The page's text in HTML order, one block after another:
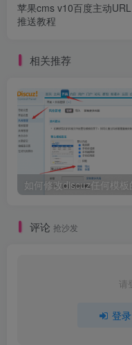
苹果cms v10百度主动URL
推送教程
相关推荐
评论 抢沙发
请
登录